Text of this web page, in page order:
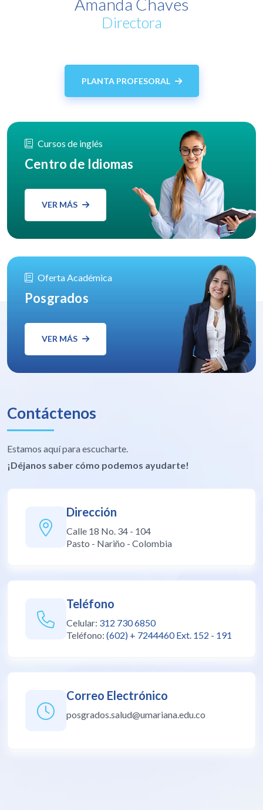
Amanda Chaves
Directora
PLANTA PROFESORAL
Cursos de inglés
Centro de Idiomas
VER MÁS
Oferta Académica
Posgrados
VER MÁS
Contáctenos
Estamos aquí para escucharte.
¡Déjanos saber cómo podemos ayudarte!
Dirección
Calle 18 No. 34 - 104
Pasto - Nariño - Colombia
Teléfono
Celular: 312 730 6850
Teléfono: (602) + 7244460 Ext. 152 - 191
Correo Electrónico
posgrados.salud@umariana.edu.co